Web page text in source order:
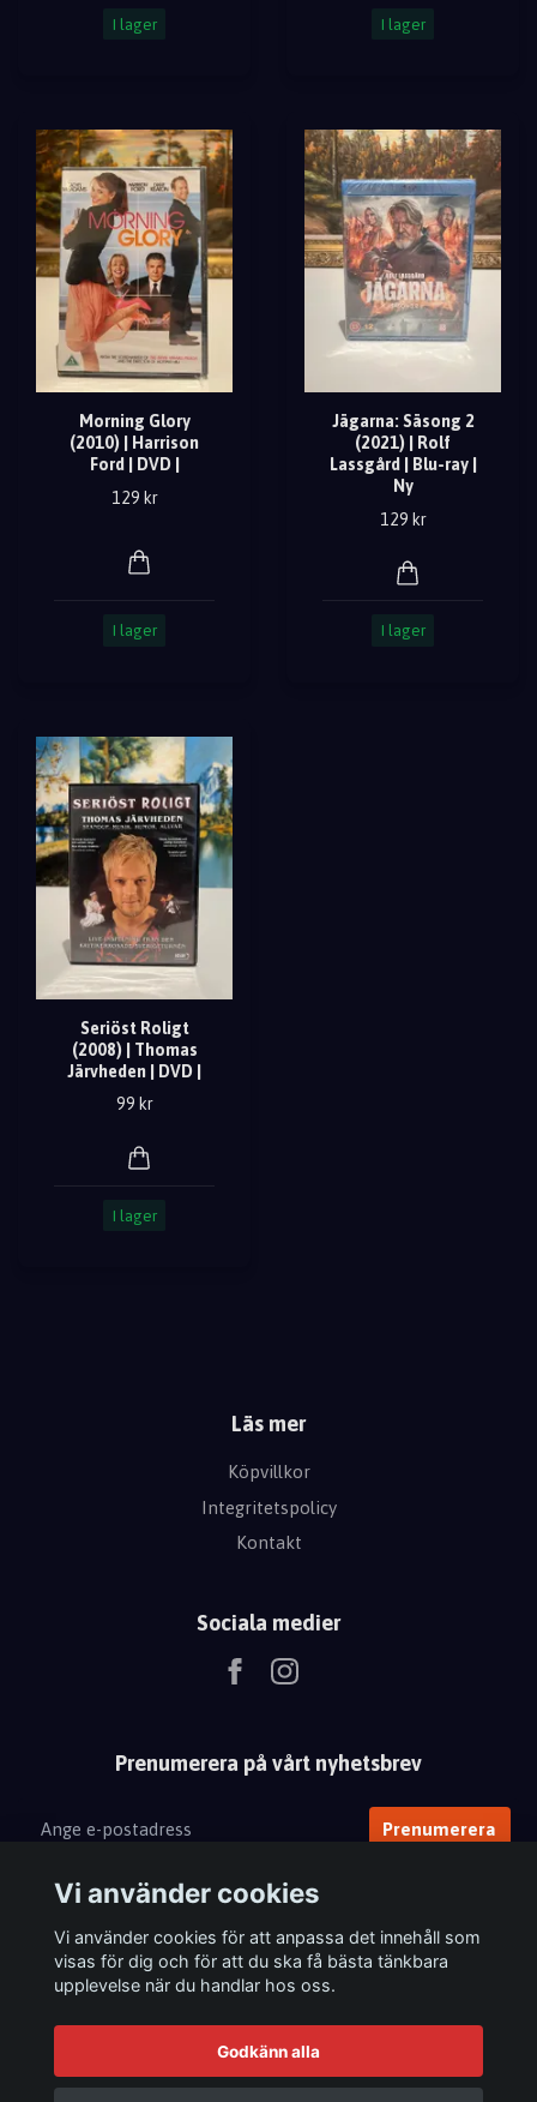
I lager I lager
Morning Glory
(2010) | Harrison
Ford | DVD |
129 kr
I lager
Jägarna: Säsong 2
(2021) | Rolf
Lassgård | Blu-ray |
Ny
129 kr
I lager
Seriöst Roligt
(2008) | Thomas
Järvheden | DVD |
99 kr
I lager
Läs mer
Köpvillkor
Integritetspolicy
Kontakt
Sociala medier
Prenumerera på vårt nyhetsbrev
Prenumerera
Vi använder cookies
Vi använder cookies för att anpassa det innehåll som
visas för dig och för att du ska få bästa tänkbara
upplevelse när du handlar hos oss.
Godkänn alla